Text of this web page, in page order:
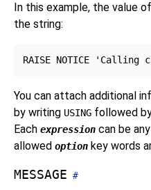
In this example, the value of
the string:
You can attach additional
by writing USING followed
Each expression can be
allowed option key words
MESSAGE #